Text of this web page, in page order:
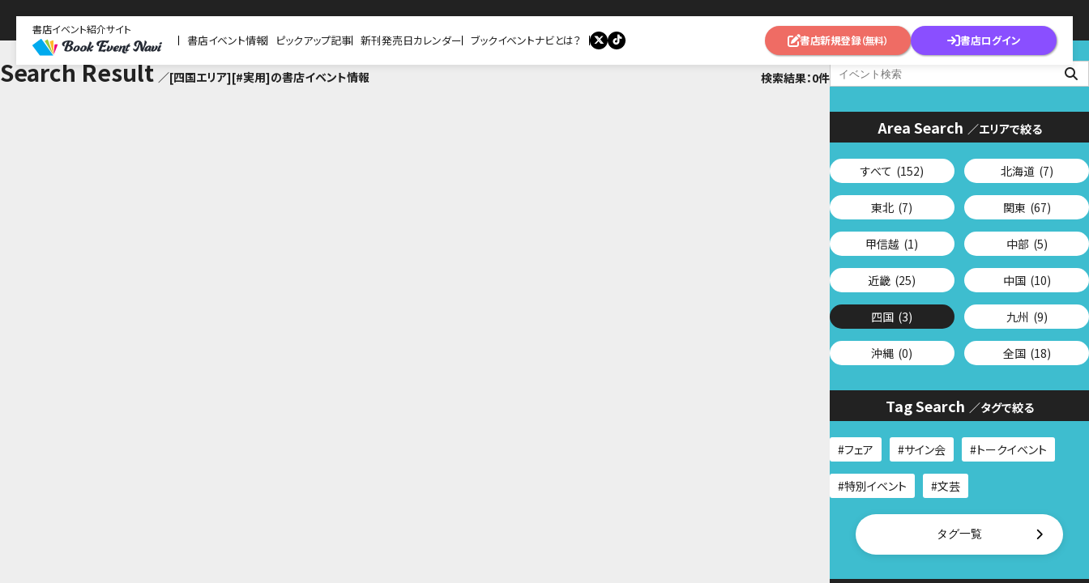
書店イベント紹介サイト
書店イベント情報 ピックアップ記事 新刊発売日カレンダー ブックイベントナビとは？ 書店新規登録（無料） 書店ログイン
Search Result ／[四国エリア][#実用]の書店イベント情報 検索結果：0件
Area Search ／エリアで絞る
すべて (152) 北海道 (7)
東北 (7) 関東 (67)
甲信越 (1) 中部 (5)
近畿 (25) 中国 (10)
四国 (3) 九州 (9)
沖縄 (0) 全国 (18)
Tag Search ／タグで絞る
フェア サイン会 トークイベント
特別イベント 文芸
タグ一覧